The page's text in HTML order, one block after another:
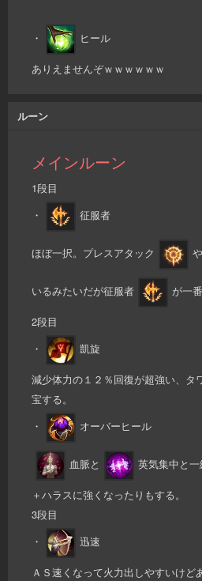
・ ヒール
ありえませんぞｗｗｗｗｗｗ
ルーン
メインルーン
1段目
・
征服者
ほぼ一択。プレスアタック
いるみたいだが征服者 が一
2段目
・
凱旋
減少体力の１２％回復が超強い、タ
宝する。
・
オーバーヒール
血脈と 英気集中と
＋ハラスに強くなったりもする。
3段目
・
迅速
ＡＳ速くなって火力出しやすいけど